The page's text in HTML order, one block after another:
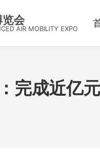
览会
AIR MOBILITY EXPO
完成近亿